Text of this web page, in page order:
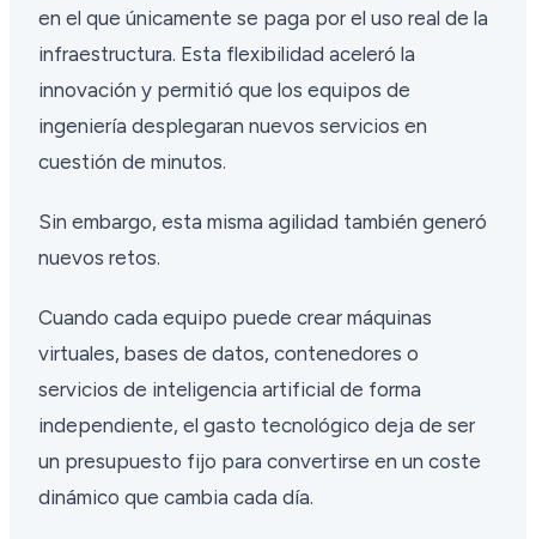
en el que únicamente se paga por el uso real de la
infraestructura. Esta flexibilidad aceleró la
innovación y permitió que los equipos de
ingeniería desplegaran nuevos servicios en
cuestión de minutos.
Sin embargo, esta misma agilidad también generó
nuevos retos.
Cuando cada equipo puede crear máquinas
virtuales, bases de datos, contenedores o
servicios de inteligencia artificial de forma
independiente, el gasto tecnológico deja de ser
un presupuesto fijo para convertirse en un coste
dinámico que cambia cada día.